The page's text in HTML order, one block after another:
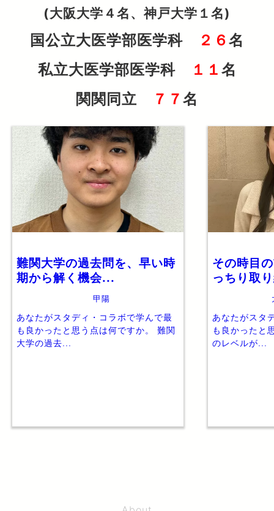
(大阪大学４名、神戸大学１名)
国公立大医学部医学科 ２６ 名
私立大医学部医学科
１１ 名
関関同立
７７ 名
難関大学の過去問を、早い時
期から解く機会...
甲陽
あなたがスタディ・コラボで学んで最
も良かったと思う点は何ですか。 難関
大学の過去...
その時目
っちり
あなたがスタ
も良かったと
のレベルが...